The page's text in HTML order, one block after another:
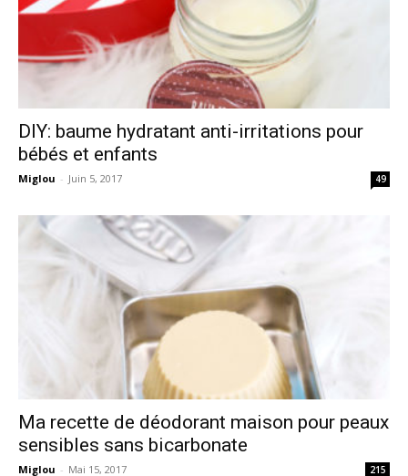
DIY: baume hydratant anti-irritations pour
bébés et enfants
Miglou - Juin 5, 2017 49
Ma recette de déodorant maison pour peaux
sensibles sans bicarbonate
Miglou - Mai 15, 2017 215